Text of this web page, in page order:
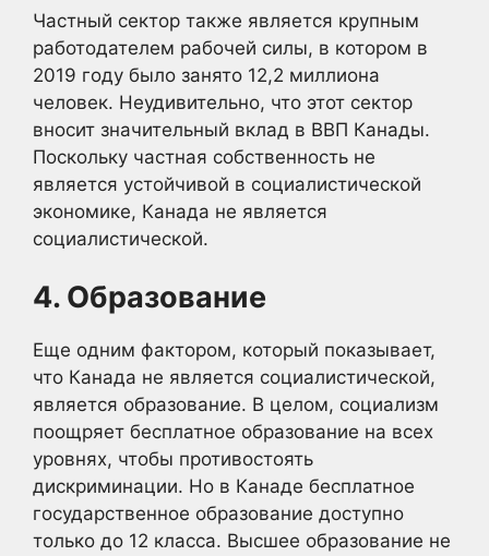
Частный сектор также является крупным
работодателем рабочей силы, в котором в
2019 году было занято 12,2 миллиона
человек. Неудивительно, что этот сектор
вносит значительный вклад в ВВП Канады.
Поскольку частная собственность не
является устойчивой в социалистической
экономике, Канада не является
социалистической.
4. Образование
Еще одним фактором, который показывает,
что Канада не является социалистической,
является образование. В целом, социализм
поощряет бесплатное образование на всех
уровнях, чтобы противостоять
дискриминации. Но в Канаде бесплатное
государственное образование доступно
только до 12 класса. Высшее образование не